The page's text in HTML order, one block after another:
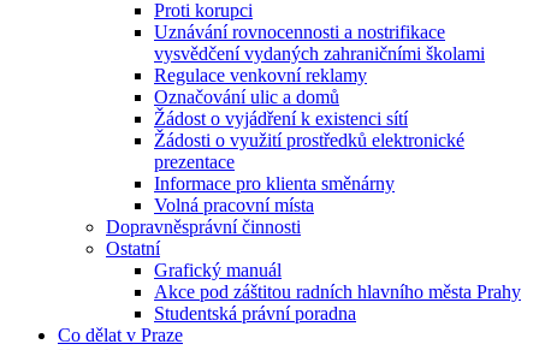
Proti korupci
Uznávání rovnocennosti a nostrifikace
vysvědčení vydaných zahraničními školami
Regulace venkovní reklamy
Označování ulic a domů
Žádost o vyjádření k existenci sítí
Žádosti o využití prostředků elektronické
prezentace
Informace pro klienta směnárny
Volná pracovní místa
Dopravněsprávní činnosti
Ostatní
Grafický manuál
Akce pod záštitou radních hlavního města Prahy
Studentská právní poradna
Co dělat v Praze